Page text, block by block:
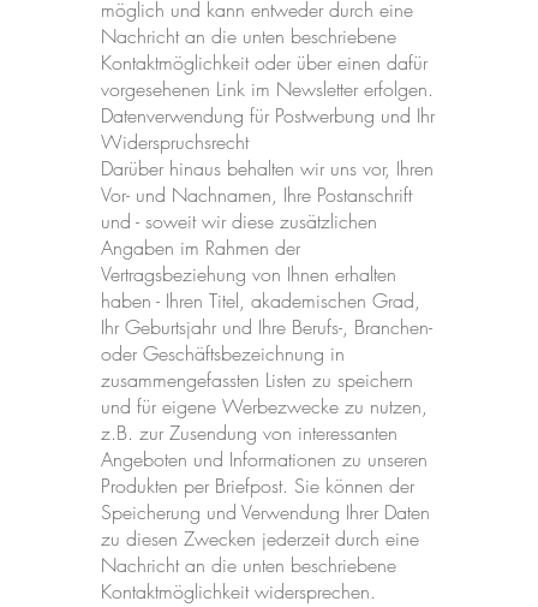
möglich und kann entweder durch eine
Nachricht an die unten beschriebene
Kontaktmöglichkeit oder über einen dafür
vorgesehenen Link im Newsletter erfolgen.
Datenverwendung für Postwerbung und Ihr
Widerspruchsrecht
Darüber hinaus behalten wir uns vor, Ihren
Vor- und Nachnamen, Ihre Postanschrift
und - soweit wir diese zusätzlichen
Angaben im Rahmen der
Vertragsbeziehung von Ihnen erhalten
haben - Ihren Titel, akademischen Grad,
Ihr Geburtsjahr und Ihre Berufs-, Branchen-
oder Geschäftsbezeichnung in
zusammengefassten Listen zu speichern
und für eigene Werbezwecke zu nutzen,
z.B. zur Zusendung von interessanten
Angeboten und Informationen zu unseren
Produkten per Briefpost. Sie können der
Speicherung und Verwendung Ihrer Daten
zu diesen Zwecken jederzeit durch eine
Nachricht an die unten beschriebene
Kontaktmöglichkeit widersprechen.